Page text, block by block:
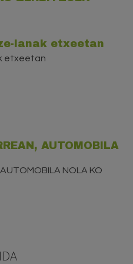
lanak etxeetan
etxeetan
AUTOMOBILA
NOLA KO